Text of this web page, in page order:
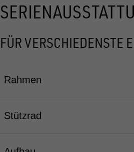
FÜR VERSCHIEDENSTE
Rahmen
Stützrad